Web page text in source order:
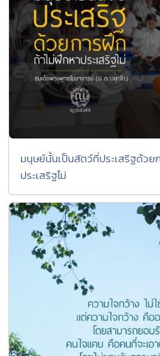
มนุษย์นั้นเป็นสัตว์ที่ประเสริฐด้วย
ประเสริฐไม่